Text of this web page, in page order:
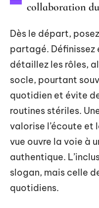
collaboration
Dès le départ,
partagé. Définissez
détaillez les rôles,
socle, pourtant
quotidien et évite
routines stériles.
valorise l’écoute et
vue ouvre la voie à
authentique.
slogan, mais celle
quotidiens.